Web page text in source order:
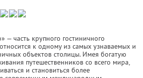
— часть крупного гостиничного
к одному из самых узнаваемых и
объектов столицы. Имея богатую
путешественников со всего мира,
и становиться более